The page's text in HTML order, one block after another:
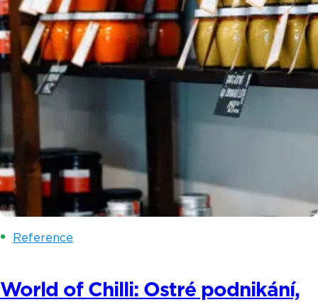
Reference
World of Chilli: Ostré podnikání,